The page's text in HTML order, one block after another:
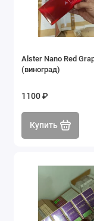
Alster Nano Red
(виноград)
1100 ₽
Купить